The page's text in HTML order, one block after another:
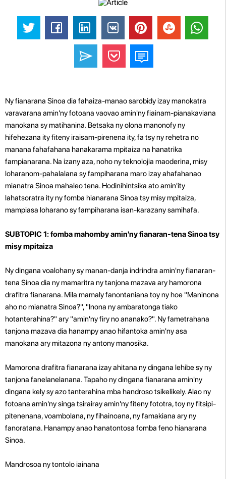
Ny fianarana Sinoa dia fahaiza-manao sarobidy izay manokatra
varavarana amin'ny fotoana vaovao amin'ny fiainam-pianakaviana
manokana sy matihanina. Betsaka ny olona manonofy ny
hifehezana ity fiteny iraisam-pirenena ity, fa tsy ny rehetra no
manana fahafahana hanakarama mpitaiza na hanatrika
fampianarana. Na izany aza, noho ny teknolojia maoderina, misy
loharanom-pahalalana sy fampiharana maro izay ahafahanao
mianatra Sinoa mahaleo tena. Hodinihintsika ato amin'ity
lahatsoratra ity ny fomba hianarana Sinoa tsy misy mpitaiza,
mampiasa loharano sy fampiharana isan-karazany samihafa.
SUBTOPIC 1: fomba mahomby amin'ny fianaran-tena Sinoa tsy
misy mpitaiza
Ny dingana voalohany sy manan-danja indrindra amin'ny fianaran-
tena Sinoa dia ny mamaritra ny tanjona mazava ary hamorona
drafitra fianarana. Mila mamaly fanontaniana toy ny hoe "Maninona
aho no mianatra Sinoa?", "Inona ny ambaratonga tiako
hotanterahina?" ary "amin'ny firy no ananako?". Ny fametrahana
tanjona mazava dia hanampy anao hifantoka amin'ny asa
manokana ary mitazona ny antony manosika.
Mamorona drafitra fianarana izay ahitana ny dingana lehibe sy ny
tanjona fanelanelanana. Tapaho ny dingana fianarana amin'ny
dingana kely sy azo tanterahina mba handroso tsikelikely. Alao ny
fotoana amin'ny singa tsirairay amin'ny fiteny fototra, toy ny fitsipi-
pitenenana, voambolana, ny fihainoana, ny famakiana ary ny
fanoratana. Hanampy anao hanatontosa fomba feno hianarana
Sinoa.
Mandrosoa ny tontolo iainana